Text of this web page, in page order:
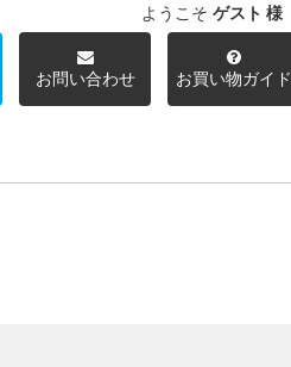
ようこそ ゲスト 様
お買い物ガイド
お問い合わせ